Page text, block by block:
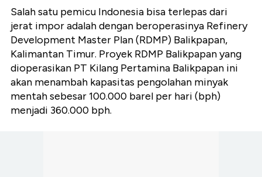
Salah satu pemicu Indonesia bisa terlepas dari
jerat impor adalah dengan beroperasinya Refinery
Development Master Plan (RDMP) Balikpapan,
Kalimantan Timur. Proyek RDMP Balikpapan yang
dioperasikan PT Kilang Pertamina Balikpapan ini
akan menambah kapasitas pengolahan minyak
mentah sebesar 100.000 barel per hari (bph)
menjadi 360.000 bph.